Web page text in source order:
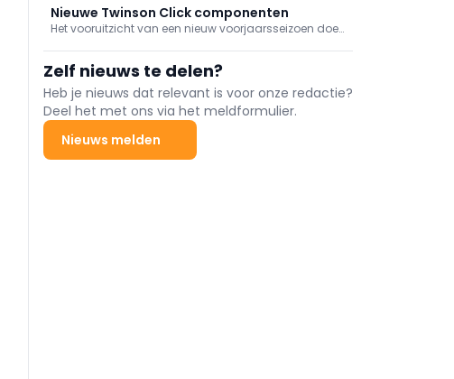
Nieuwe Twinson Click componenten
Het vooruitzicht van een nieuw voorjaarsseizoen doet
terrasplanken van Deceuninck bieden het beste
alternatief voor hout en met de Twinson Click
onderstructuur installeert u het terras ook 2,5 keer
sneller!
Zelf nieuws te delen?
Heb je nieuws dat relevant is voor onze redactie?
Deel het met ons via het meldformulier.
Nieuws melden